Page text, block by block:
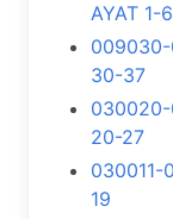
AYAT 1-6
009030-
30-37
030020-
20-27
030011-
19